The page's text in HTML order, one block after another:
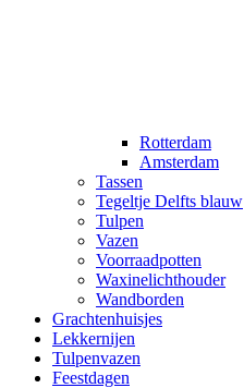
Rotterdam
Amsterdam
Tassen
Tegeltje Delfts blauw
Tulpen
Vazen
Voorraadpotten
Waxinelichthouder
Wandborden
Grachtenhuisjes
Lekkernijen
Tulpenvazen
Feestdagen